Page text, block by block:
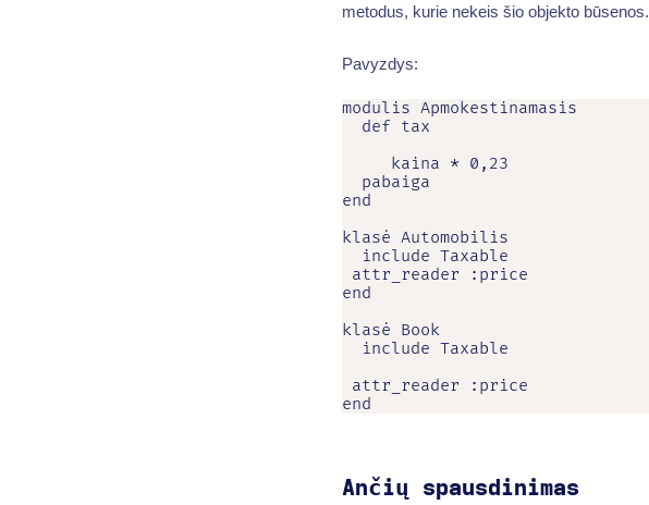
metodus, kurie nekeis šio objekto būsenos.
Pavyzdys:
modulis Apmokestinamasis
  def tax
     kaina * 0,23
  pabaiga
end
klasė Automobilis
  include Taxable
attr_reader :price
end
klasė Book
  include Taxable
attr_reader :price
end
Ančių spausdinimas